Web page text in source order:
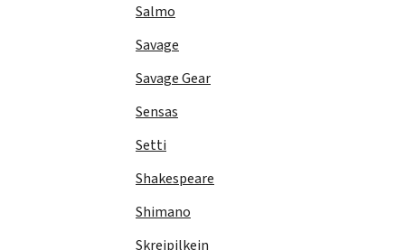
Salmo
Savage
Savage Gear
Sensas
Setti
Shakespeare
Shimano
Skreipilkein